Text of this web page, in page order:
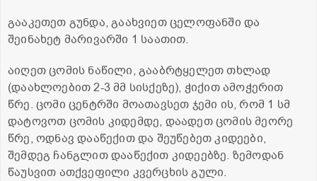
გააკეთეთ გუნდა, გაახვიეთ ცელოფანში და
შეინახეტ მარივარში 1 საათით.
აიღეთ ცომის ნაწილი, გააბრტყელეთ თხლად
(დაახლოებით 2-3 მმ სისქეზე), ჭიქით ამოჭერით
წრე. ცომი ცენტრში მოათავსეთ ჯემი ის, რომ 1 სმ
დატოვოთ ცომის კიდემდე, დაადეთ ცომის მეორე
წრე, ოდნავ დააწექით და შეუწებეთ კიდეები,
შემდეგ ჩანგლით დააწექით კიდეებზე. ზემოდან
წაუსვით ათქვეფილი კვერცხის გული.